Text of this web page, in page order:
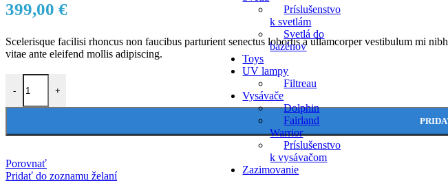
Príslušenstvo
k svetlám
Svetlá do
bazénov
Toys
UV lampy
Filtreau
Vysávače
Dolphin
Fairland
Warrior
Príslušenstvo
k vysávačom
Zazimovanie
399,00 €
Scelerisque facilisi rhoncus non faucibus parturient senectus lobortis a ullamcorper vestibulum mi
vitae ante eleifend mollis adipiscing.
-
množstvo Eames lounge chair
+
Porovnať
Pridať do zoznamu želaní